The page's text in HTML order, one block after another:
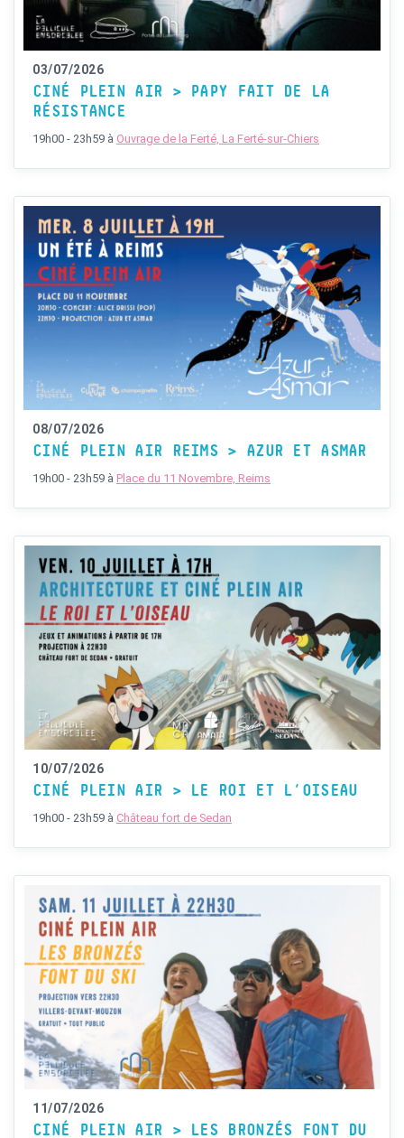
03/07/2026
CINÉ PLEIN AIR > PAPY FAIT DE LA
RÉSISTANCE
19h00 - 23h59 à Ouvrage de la Ferté, La Ferté-sur-Chiers
08/07/2026
CINÉ PLEIN AIR REIMS > AZUR ET ASMAR
19h00 - 23h59 à Place du 11 Novembre, Reims
10/07/2026
CINÉ PLEIN AIR > LE ROI ET L’OISEAU
19h00 - 23h59 à Château fort de Sedan
11/07/2026
CINÉ PLEIN AIR > LES BRONZÉS FONT DU